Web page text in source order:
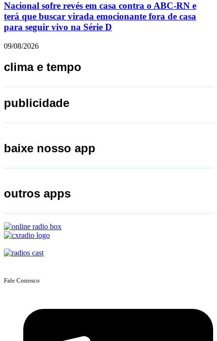
Nacional sofre revés em casa contra o ABC-RN e
terá que buscar virada emocionante fora de casa
para seguir vivo na Série D
09/08/2026
clima e tempo
publicidade
baixe nosso app
outros apps
Fale Conosco